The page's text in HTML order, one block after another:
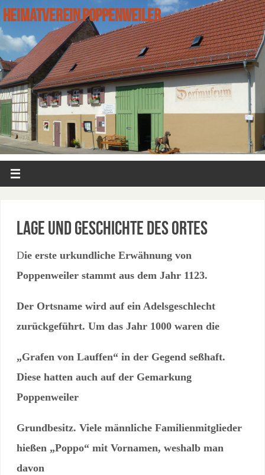
HEIMATVEREIN POPPENWEILER
Lage und Geschichte des Ortes
Die erste urkundliche Erwähnung von
Poppenweiler stammt aus dem Jahr 1123.
Der Ortsname wird auf ein Adelsgeschlecht
zurückgeführt. Um das Jahr 1000 waren die
„Grafen von Lauffen“ in der Gegend seßhaft.
Diese hatten auch auf der Gemarkung
Poppenweiler
Grundbesitz. Viele männliche Familienmitglieder
hießen „Poppo“ mit Vornamen, weshalb man
davon